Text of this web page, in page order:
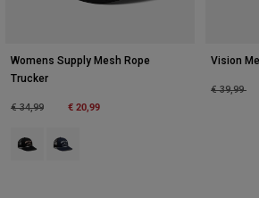
Womens Supply Mesh Rope
Trucker
Price reduced from
€ 34,99to € 20,99
Product swatch type of Zwart.
Product swatch type of
Vision
Price
€ 39,99to